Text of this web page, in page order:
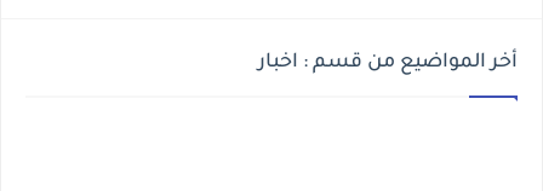
أخر المواضيع من قسم : اخبار